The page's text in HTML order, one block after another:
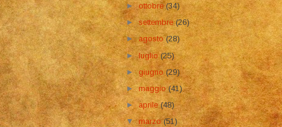
►ottobre(34)
►settembre(26)
►agosto(28)
►luglio(25)
►giugno(29)
►maggio(41)
►aprile(48)
▼marzo(51)